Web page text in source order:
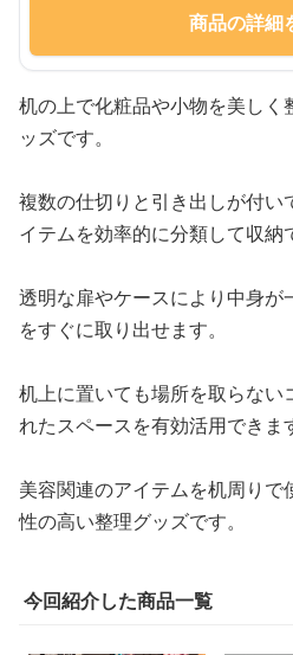
商品の詳細
机の上で化粧品や小物を美し
ッズです。
複数の仕切りと引き出しが付い
イテムを効率的に分類して収納
透明な扉やケースにより中身
をすぐに取り出せます。
机上に置いても場所を取らない
れたスペースを有効活用できま
美容関連のアイテムを机周り
性の高い整理グッズです。
今回紹介した商品一覧